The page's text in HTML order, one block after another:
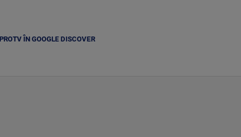
ÎN GOOGLE DISCOVER